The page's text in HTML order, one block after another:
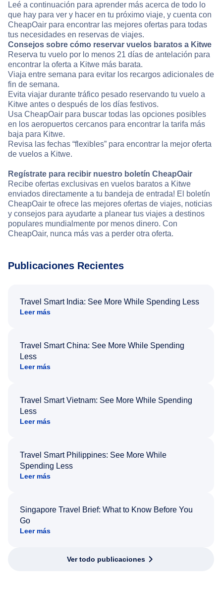
Leé a continuación para aprender más acerca de todo lo
que hay para ver y hacer en tu próximo viaje, y cuenta con
CheapOair para encontrar las mejores ofertas para todas
tus necesidades en reservas de viajes.
Consejos sobre cómo reservar vuelos baratos a Kitwe
Reserva tu vuelo por lo menos 21 días de antelación para
encontrar la oferta a Kitwe más barata.
Viaja entre semana para evitar los recargos adicionales de
fin de semana.
Evita viajar durante tráfico pesado reservando tu vuelo a
Kitwe antes o después de los días festivos.
Usa CheapOair para buscar todas las opciones posibles
en los aeropuertos cercanos para encontrar la tarifa más
baja para Kitwe.
Revisa las fechas “flexibles” para encontrar la mejor oferta
de vuelos a Kitwe.
Regístrate para recibir nuestro boletín CheapOair
Recibe ofertas exclusivas en vuelos baratos a Kitwe
enviados directamente a tu bandeja de entrada! El boletín
CheapOair te ofrece las mejores ofertas de viajes, noticias
y consejos para ayudarte a planear tus viajes a destinos
populares mundialmente por menos dinero. Con
CheapOair, nunca más vas a perder otra oferta.
Publicaciones Recientes
Travel Smart India: See More While Spending Less
Leer más
Travel Smart China: See More While Spending
Less
Leer más
Travel Smart Vietnam: See More While Spending
Less
Leer más
Travel Smart Philippines: See More While
Spending Less
Leer más
Singapore Travel Brief: What to Know Before You
Go
Leer más
Ver todo publicaciones